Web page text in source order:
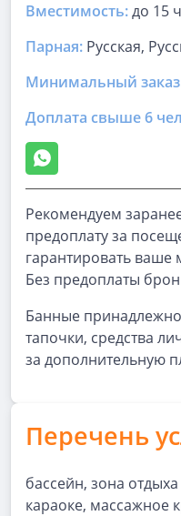
Вместимость:до 15
Парная: Русская,
Минимальный
Доплата свыше 6
Рекомендуем
предоплату за
гарантировать ваше
Без предоплаты
Банные
тапочки, средства
за дополнительную
Перечень
бассейн, зона
караоке, массажное